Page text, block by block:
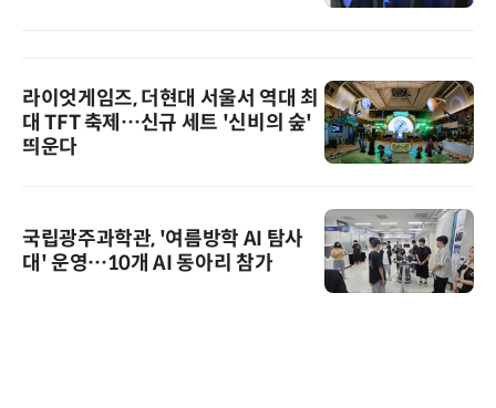
라이엇게임즈, 더현대 서울서 역대 최
대 TFT 축제…신규 세트 '신비의 숲'
띄운다
국립광주과학관, '여름방학 AI 탐사
대' 운영…10개 AI 동아리 참가